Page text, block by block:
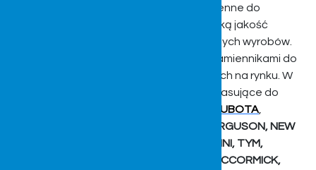
Przede wszystkim tworzymy kabiny zamienne do
ciągników rolniczych. Dostarczamy wysoką jakość
wykonania i precyzje w ramach oferowanych wyrobów.
Produkujemy kabiny ochronne będące zamiennikami do
najpopularniejszych ciągników dostępnych na rynku. W
naszej ofercie znaleźć można produkty pasujące do
KUBOTA
MASSEY FERGUSON, NEW
HOLLAND, SAME, BRANSON, LAMBORGHINI, TYM,
HURLIMANN, BELARUS, LANDINI, SOLIS, MCCORMICK,